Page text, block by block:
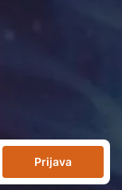
Prijava